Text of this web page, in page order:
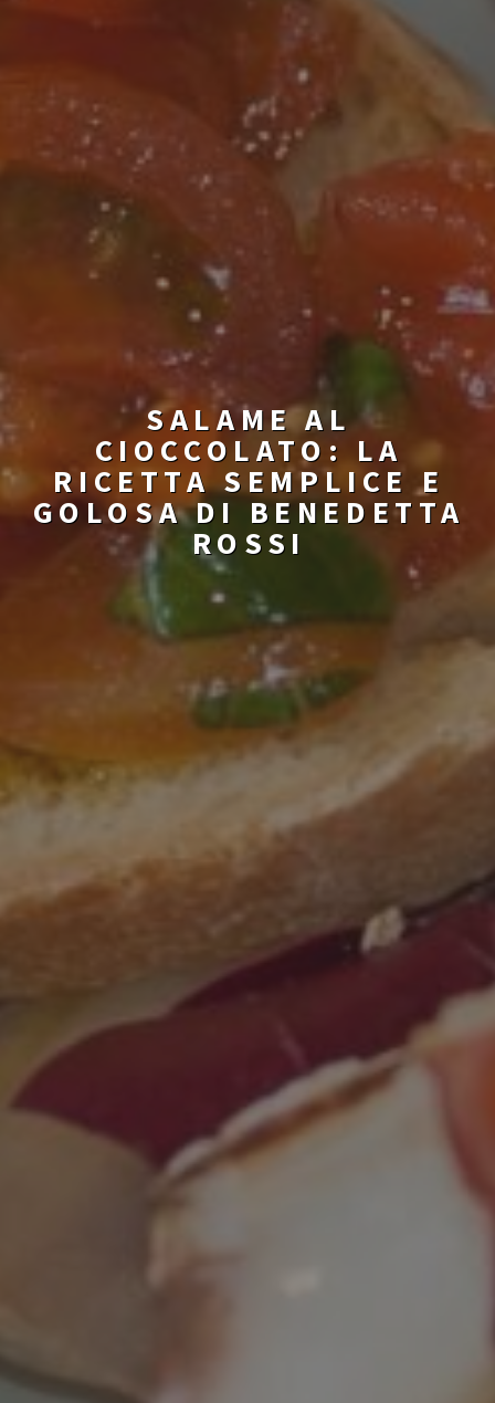
SALAME AL
CIOCCOLATO: LA
RICETTA SEMPLICE E
GOLOSA DI BENEDETTA
ROSSI